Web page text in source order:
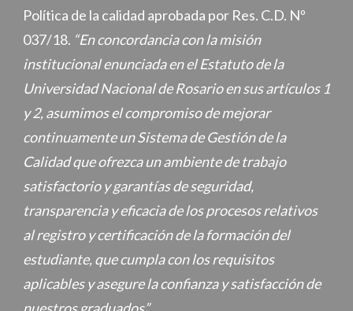
Política de la calidad aprobada por Res. C.D. Nº
037/18. “En concordancia con la misión
institucional enunciada en el Estatuto de la
Universidad Nacional de Rosario en sus artículos 1
y 2, asumimos el compromiso de mejorar
continuamente un Sistema de Gestión de la
Calidad que ofrezca un ambiente de trabajo
satisfactorio y garantías de seguridad,
transparencia y eficacia de los procesos relativos
al registro y certificación de la formación del
estudiante, que cumpla con los requisitos
aplicables y asegure la confianza y satisfacción de